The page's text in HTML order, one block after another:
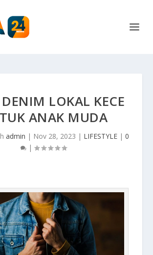
DENIM LOKAL KECE
ANAK MUDA
admin | Nov 28, 2023 | LIFESTYLE | 0
|